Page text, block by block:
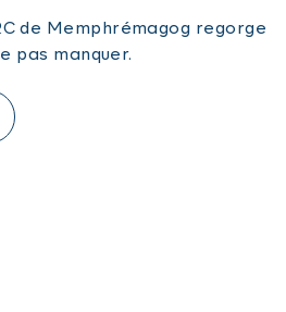
de Memphrémagog regorge
pas manquer.